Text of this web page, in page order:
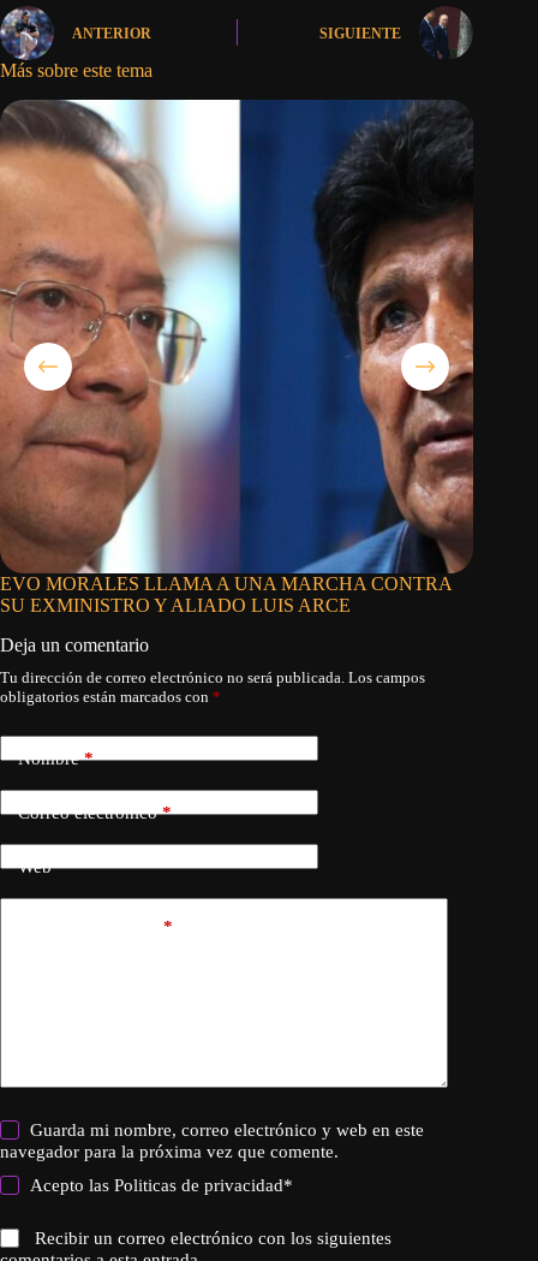
ANTERIOR SIGUIENTE
Más sobre este tema
EVO MORALES LLAMA A UNA MARCHA CONTRA
SU EXMINISTRO Y ALIADO LUIS ARCE
Deja un comentario
Tu dirección de correo electrónico no será publicada. Los campos
obligatorios están marcados con *
Nombre*
Correo electrónico*
Web
*
Guarda mi nombre, correo electrónico y web en este
navegador para la próxima vez que comente.
Acepto lasPoliticas de privacidad*
Recibir un correo electrónico con los siguientes